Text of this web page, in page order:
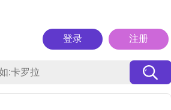
登录 注册